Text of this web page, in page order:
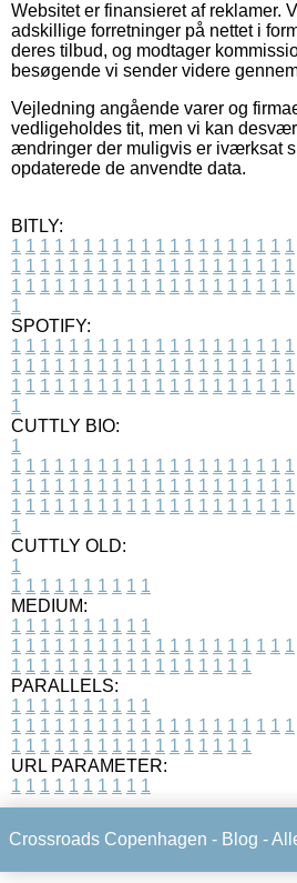
Websitet er finansieret af reklamer.
adskillige forretninger på nettet i
deres tilbud, og modtager
besøgende vi sender videre
Vejledning angående varer og
vedligeholdes tit, men vi kan
ændringer der muligvis er iværksat
opdaterede de anvendte data.
BITLY:
1 1 1 1 1 1 1 1 1 1 1 1 1 1 1 1 1 1 1 1
1 1 1 1 1 1 1 1 1 1 1 1 1 1 1 1 1 1 1 1
1 1 1 1 1 1 1 1 1 1 1 1 1 1 1 1 1 1 1 1
1
SPOTIFY:
1 1 1 1 1 1 1 1 1 1 1 1 1 1 1 1 1 1 1 1
1 1 1 1 1 1 1 1 1 1 1 1 1 1 1 1 1 1 1 1
1 1 1 1 1 1 1 1 1 1 1 1 1 1 1 1 1 1 1 1
1
CUTTLY BIO:
1
1 1 1 1 1 1 1 1 1 1 1 1 1 1 1 1 1 1 1 1
1 1 1 1 1 1 1 1 1 1 1 1 1 1 1 1 1 1 1 1
1 1 1 1 1 1 1 1 1 1 1 1 1 1 1 1 1 1 1 1
1
CUTTLY OLD:
1
1 1 1 1 1 1 1 1 1 1
MEDIUM:
1 1 1 1 1 1 1 1 1 1
1 1 1 1 1 1 1 1 1 1 1 1 1 1 1 1 1 1 1 1
1 1 1 1 1 1 1 1 1 1 1 1 1 1 1 1 1
PARALLELS:
1 1 1 1 1 1 1 1 1 1
1 1 1 1 1 1 1 1 1 1 1 1 1 1 1 1 1 1 1 1
1 1 1 1 1 1 1 1 1 1 1 1 1 1 1 1 1
URL PARAMETER:
1 1 1 1 1 1 1 1 1 1
Crossroads Copenhagen - Blog -